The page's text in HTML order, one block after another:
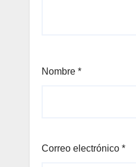
Nombre *
Correo electrónico *